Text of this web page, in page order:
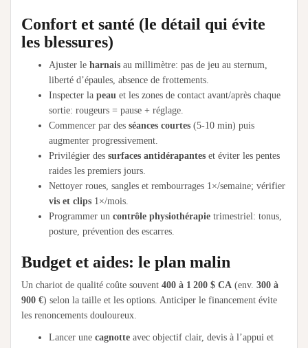
Confort et santé (le détail qui évite
les blessures)
Ajuster le harnais au millimètre: pas de jeu au sternum,
liberté d’épaules, absence de frottements.
Inspecter la peau et les zones de contact avant/après chaque
sortie: rougeurs = pause + réglage.
Commencer par des séances courtes (5-10 min) puis
augmenter progressivement.
Privilégier des surfaces antidérapantes et éviter les pentes
raides les premiers jours.
Nettoyer roues, sangles et rembourrages 1×/semaine; vérifier
vis et clips 1×/mois.
Programmer un contrôle physiothérapie trimestriel: tonus,
posture, prévention des escarres.
Budget et aides: le plan malin
Un chariot de qualité coûte souvent 400 à 1 200 $ CA (env. 300 à
900 €) selon la taille et les options. Anticiper le financement évite
les renoncements douloureux.
Lancer une cagnotte avec objectif clair, devis à l’appui et